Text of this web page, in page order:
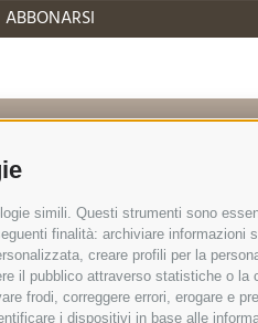
simili. Questi strumenti sono
finalità: archiviare
creare profili per la
il pubblico attraverso statistiche o
frodi, correggere errori, erogare e
i dispositivi in base alle
ABBONARSI
Hotel Reischach | Via
Tel +39 0474